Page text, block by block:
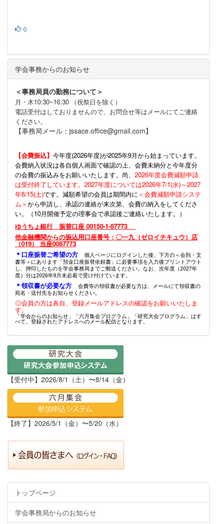
0
学会事務からのお知らせ
＜事務局員の勤務について＞
月・木10:30~16:30 （祝祭日を除く）
電話受付はしておりませんので、お問合せ等はメールにてご連絡
ください。
【事務局メール：jssace.office@gmail.com】
【会費振込】 今年度(2026年度)が2025年9月から始まっています。
会費納入状況は各自個人画面で確認の上、会費未納分と今年度分
の会費の振込みをお願いいたします。尚、 2026年度会費減額申請
は受付終了しています。2027年度については2026年7/1(水)～2027
年8/15(土)です。減額希望の会員は期間内に ＜会費減額申請システ
ム＞から申請し、承認の連絡が来次第、会費の納入をしてくださ
い。（10月開催予定の理事会で承認後ご連絡いたします。）
ゆうちょ銀行 振替口座 00150-1-87773
他金融機関からの振込用口座番号：〇一九（ゼロイチキュウ）店
（019） 当座0087773
＊口座振替ご希望の方
個人ページにログインした後、下方の＜会則・文
書等＞にあります「預金口座振替依頼書」に必要事項を入力後プリントアウト
し、押印したものを学会事務局までご郵送ください。なお、次年度（2027年
度）分は2026年9月末必着で受け付けています。
＊領収書が必要な方
会費等の領収書が必要な方は、メールにて領収書の
宛名・送付先をお知らせください。
◎会員の方は各自、登録メールアドレスの確認をお願いいたしま
す。
「学会からのお知らせ」「六月集会プログラム」「研究大会プログラム」はす
べて、登録されたアドレスへのメール配信となります。
【受付中】2026/8/1（土）〜8/14（金）
【終了】2026/5/1（金）〜5/20（水）
トップページ
学会事務局からのお知らせ